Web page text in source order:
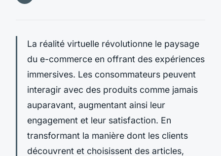
La réalité virtuelle révolutionne le paysage
du e-commerce en offrant des expériences
immersives. Les consommateurs peuvent
interagir avec des produits comme jamais
auparavant, augmentant ainsi leur
engagement et leur satisfaction. En
transformant la manière dont les clients
découvrent et choisissent des articles,